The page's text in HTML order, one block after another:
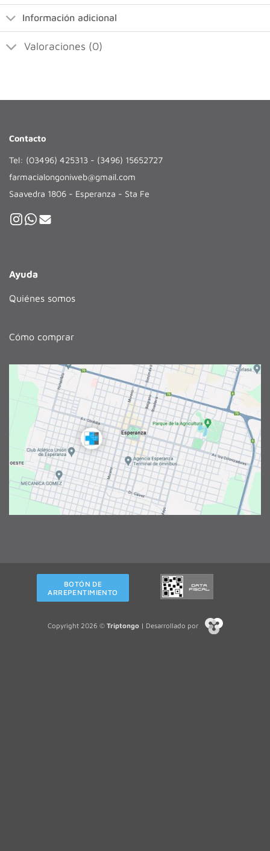
Información adicional
Valoraciones (0)
Contacto
Tel: (03496) 425313 - (3496) 15652727
farmacialongoniweb@gmail.com
Saavedra 1806 - Esperanza - Sta Fe
Ayuda
Quiénes somos
Cómo comprar
BOTÓN DE
ARREPENTIMIENTO
Copyright 2026 © Triptongo| Desarrollado por